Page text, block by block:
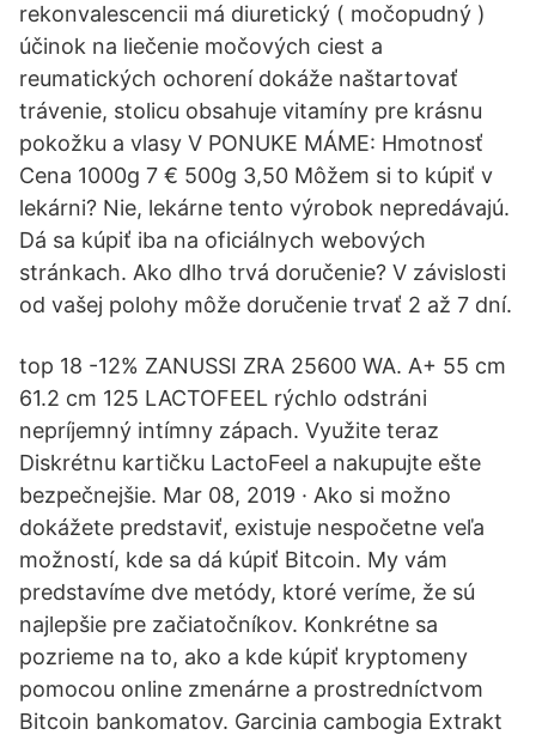
rekonvalescencii má diuretický ( močopudný )
účinok na liečenie močových ciest a
reumatických ochorení dokáže naštartovať
trávenie, stolicu obsahuje vitamíny pre krásnu
pokožku a vlasy V PONUKE MÁME: Hmotnosť
Cena 1000g 7 € 500g 3,50 Môžem si to kúpiť v
lekárni? Nie, lekárne tento výrobok nepredávajú.
Dá sa kúpiť iba na oficiálnych webových
stránkach. Ako dlho trvá doručenie? V závislosti
od vašej polohy môže doručenie trvať 2 až 7 dní.
top 18 -12% ZANUSSI ZRA 25600 WA. A+ 55 cm
61.2 cm 125 LACTOFEEL rýchlo odstráni
nepríjemný intímny zápach. Využite teraz
Diskrétnu kartičku LactoFeel a nakupujte ešte
bezpečnejšie. Mar 08, 2019 · Ako si možno
dokážete predstaviť, existuje nespočetne veľa
možností, kde sa dá kúpiť Bitcoin. My vám
predstavíme dve metódy, ktoré veríme, že sú
najlepšie pre začiatočníkov. Konkrétne sa
pozrieme na to, ako a kde kúpiť kryptomeny
pomocou online zmenárne a prostredníctvom
Bitcoin bankomatov. Garcinia cambogia Extrakt